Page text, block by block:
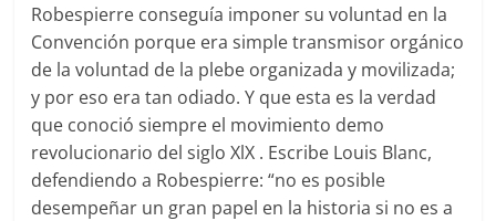
Robespierre conseguía imponer su voluntad en la
Convención porque era simple transmisor orgánico
de la voluntad de la plebe organizada y movilizada;
y por eso era tan odiado. Y que esta es la verdad
que conoció siempre el movimiento demo
revolucionario del siglo XlX . Escribe Louis Blanc,
defendiendo a Robespierre: “no es posible
desempeñar un gran papel en la historia si no es a